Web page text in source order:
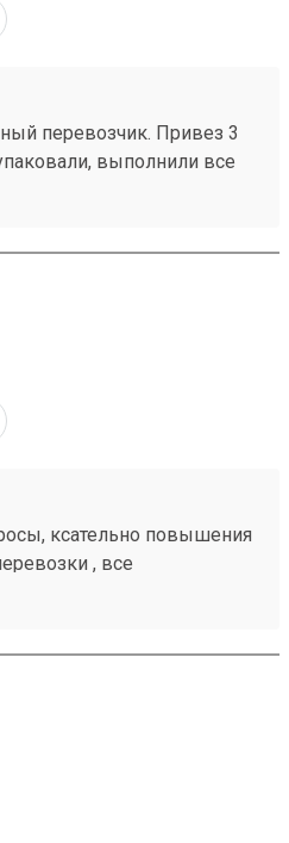
перевозчик. Привез 3
выполнили все
ксательно повышения
, все